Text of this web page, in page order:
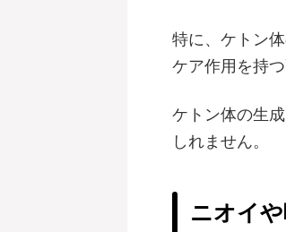
特に、ケトン
ケア作用を持
ケトン体の生
しれません。
ニオイ